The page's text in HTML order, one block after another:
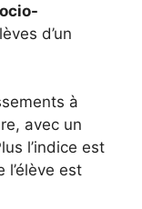
d’un
à
avec un
l’indice est
est